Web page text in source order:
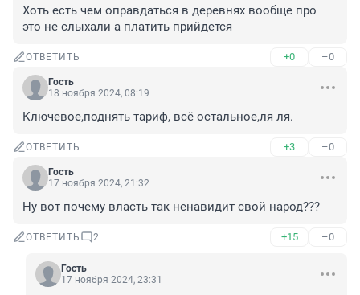
Хоть есть чем оправдаться в деревнях вообще про
это не слыхали а платить прийдется
ОТВЕТИТЬ +0 –0
Гость
18 ноября 2024, 08:19
Ключевое,поднять тариф, всё остальное,ля ля.
ОТВЕТИТЬ +3 –0
Гость
17 ноября 2024, 21:32
Ну вот почему власть так ненавидит свой народ???
ОТВЕТИТЬ 2 +15 –0
Гость
17 ноября 2024, 23:31